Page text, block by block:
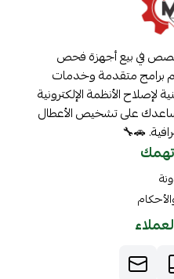
في بيع أجهزة فحص
برامج متقدمة وخدمات
لإصلاح الأنظمة الإلكترونية
على تشخيص الأعطال
🚗🔧